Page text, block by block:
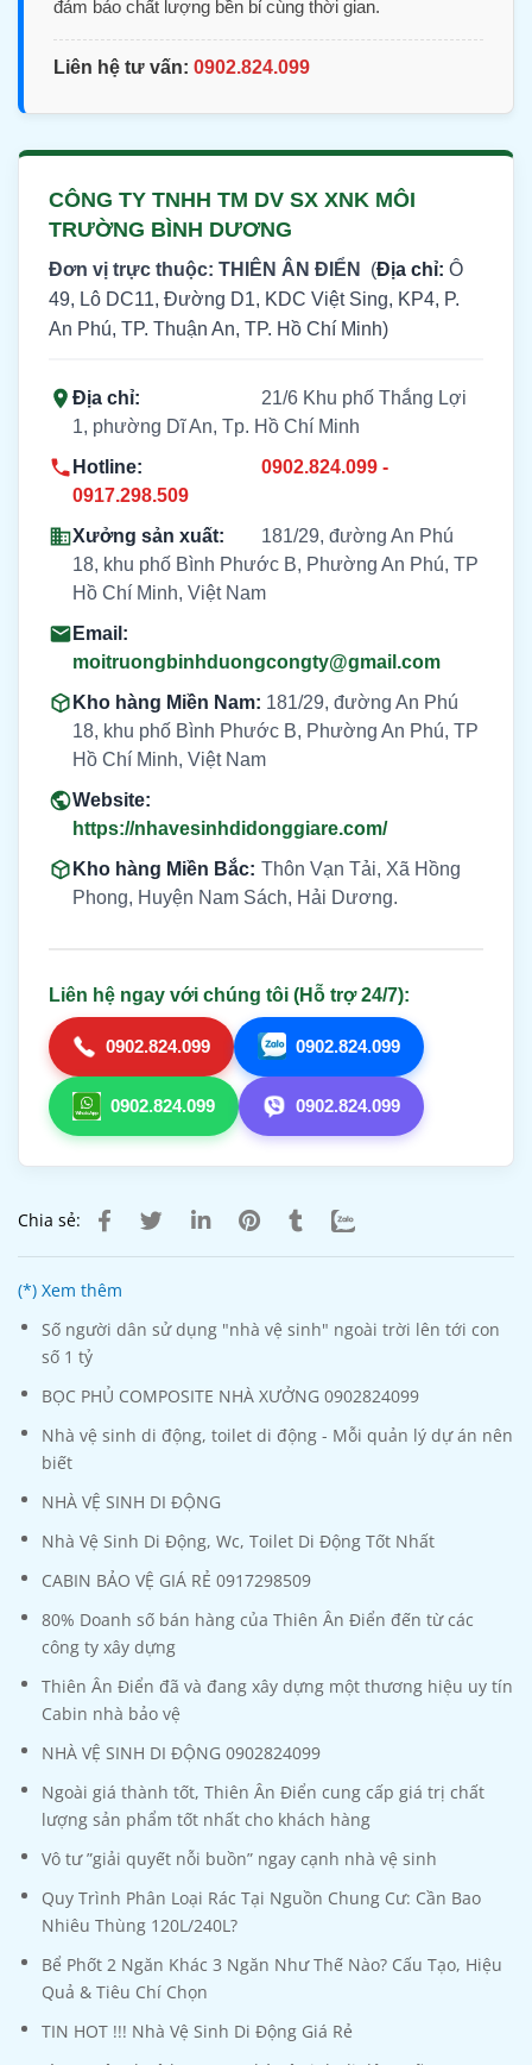
đảm bảo chất lượng bền bỉ cùng thời gian.
Liên hệ tư vấn: 0902.824.099
CÔNG TY TNHH TM DV SX XNK MÔI
TRƯỜNG BÌNH DƯƠNG
Đơn vị trực thuộc: THIÊN ÂN ĐIỂN (Địa chỉ: Ô
49, Lô DC11, Đường D1, KDC Việt Sing, KP4, P.
An Phú, TP. Thuận An, TP. Hồ Chí Minh)
Địa chỉ:
21/6 Khu phố Thắng Lợi
1, phường Dĩ An, Tp. Hồ Chí Minh
Hotline:
0902.824.099 -
0917.298.509
Xưởng sản xuất:
181/29, đường An Phú
18, khu phố Bình Phước B, Phường An Phú, TP
Hồ Chí Minh, Việt Nam
Email:
moitruongbinhduongcongty@gmail.com
Kho hàng Miền Nam: 181/29, đường An Phú
18, khu phố Bình Phước B, Phường An Phú, TP
Hồ Chí Minh, Việt Nam
Website:
https://nhavesinhdidonggiare.com/
Kho hàng Miền Bắc: Thôn Vạn Tải, Xã Hồng
Phong, Huyện Nam Sách, Hải Dương.
Liên hệ ngay với chúng tôi (Hỗ trợ 24/7):
0902.824.099 0902.824.099
0902.824.099 0902.824.099
Chia sẻ:
(*) Xem thêm
Số người dân sử dụng "nhà vệ sinh" ngoài trời lên tới con
số 1 tỷ
BỌC PHỦ COMPOSITE NHÀ XƯỞNG 0902824099
Nhà vệ sinh di động, toilet di động - Mỗi quản lý dự án nên
biết
NHÀ VỆ SINH DI ĐỘNG
Nhà Vệ Sinh Di Động, Wc, Toilet Di Động Tốt Nhất
CABIN BẢO VỆ GIÁ RẺ 0917298509
80% Doanh số bán hàng của Thiên Ân Điển đến từ các
công ty xây dựng
Thiên Ân Điển đã và đang xây dựng một thương hiệu uy tín
Cabin nhà bảo vệ
NHÀ VỆ SINH DI ĐỘNG 0902824099
Ngoài giá thành tốt, Thiên Ân Điển cung cấp giá trị chất
lượng sản phẩm tốt nhất cho khách hàng
Vô tư ”giải quyết nỗi buồn” ngay cạnh nhà vệ sinh
Quy Trình Phân Loại Rác Tại Nguồn Chung Cư: Cần Bao
Nhiêu Thùng 120L/240L?
Bể Phốt 2 Ngăn Khác 3 Ngăn Như Thế Nào? Cấu Tạo, Hiệu
Quả & Tiêu Chí Chọn
TIN HOT !!! Nhà Vệ Sinh Di Động Giá Rẻ